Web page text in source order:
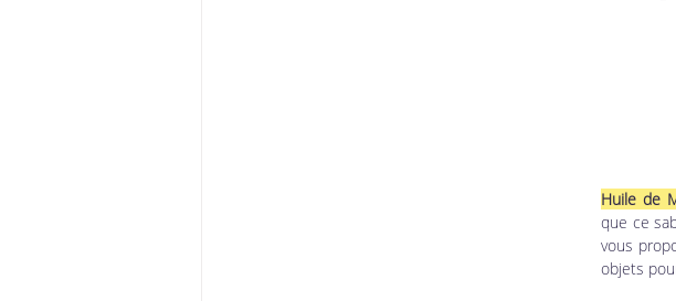
Huile de
que ce
vous
objets